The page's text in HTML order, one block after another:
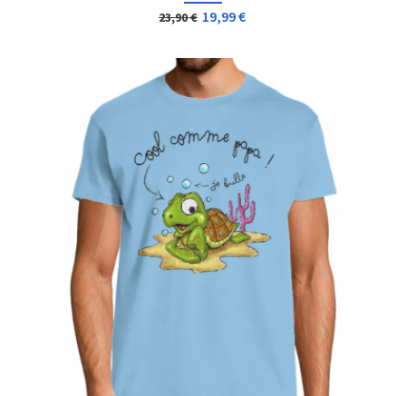
23,90 € 19,99 €